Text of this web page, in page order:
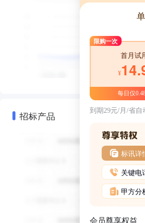
招标产品
限购一次
首月试
¥
每日仅
到期29元/月/省自
标讯详
关键电
甲方分
会员尊享权益